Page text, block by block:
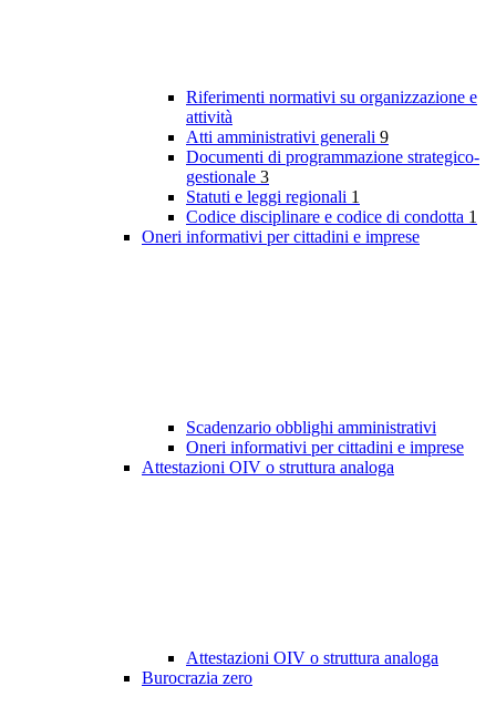
Riferimenti normativi su organizzazione e
attività
Atti amministrativi generali 9
Documenti di programmazione strategico-
gestionale 3
Statuti e leggi regionali 1
Codice disciplinare e codice di condotta 1
Oneri informativi per cittadini e imprese
Scadenzario obblighi amministrativi
Oneri informativi per cittadini e imprese
Attestazioni OIV o struttura analoga
Attestazioni OIV o struttura analoga
Burocrazia zero